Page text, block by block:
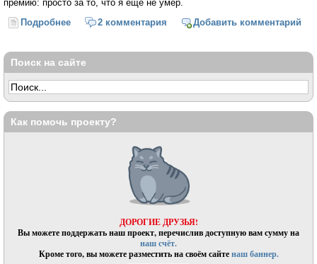
премию: просто за то, что я ещё не умер.
Подробнее о Рэй Брэдбери: «Есть ощущение, что книги
2 комментария Добавить комментарий
Поиск на сайте
Как помочь проекту?
ДОРОГИЕ ДРУЗЬЯ!
Вы можете поддержать наш проект, перечислив доступную вам сумму на
наш счёт.
Кроме того, вы можете разместить на своём сайтенаш баннер.